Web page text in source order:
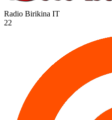
Radio Birikina IT
22